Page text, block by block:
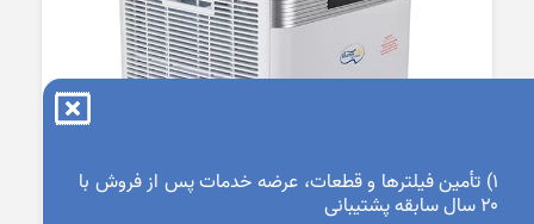
۱) تأمین فیلترها و قطعات، عرضه خدمات پس از فروش با
۲۰ سال سابقه پشتیبانی